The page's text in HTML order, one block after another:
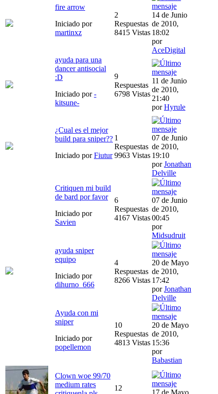
fire arrow
Iniciado por
martinxz
2
Respuestas
8415 Vistas
14 de Junio
de 2010,
18:02
por
AceDigital
ayuda para una
dancer antisocial
:D
Iniciado por-
kitsune-
9
Respuestas
6798 Vistas
11 de Junio
de 2010,
21:40
porHyrule
¿Cual es el mejor
build para sniper??
Iniciado porFiutur
1
Respuestas
9963 Vistas
07 de Junio
de 2010,
19:10
porJonathan
Delville
Critiquen mi build
de bard por favor
Iniciado por
Savien
6
Respuestas
4167 Vistas
07 de Junio
de 2010,
00:45
por
Midsudruit
ayuda sniper
equipo
Iniciado por
dihurno_666
4
Respuestas
8266 Vistas
20 de Mayo
de 2010,
17:42
porJonathan
Delville
Ayuda con mi
sniper
Iniciado por
popellemon
10
Respuestas
4813 Vistas
20 de Mayo
de 2010,
15:36
por
Babastian
Clown woe 99/70
medium rates
12
17 de Mayo